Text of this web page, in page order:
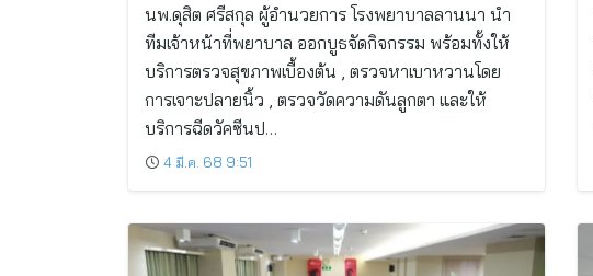
นพ.ดุสิต ศรีสกุล ผู้อำนวยการ โรงพยาบาลลานนา นำ
ทีมเจ้าหน้าที่พยาบาล ออกบูธจัดกิจกรรม พร้อมทั้งให้
บริการตรวจสุขภาพเบื้องต้น , ตรวจหาเบาหวานโดย
การเจาะปลายนิ้ว , ตรวจวัดความดันลูกตา และให้
บริการฉีดวัคซีนป…
4 มี.ค. 68 9:51